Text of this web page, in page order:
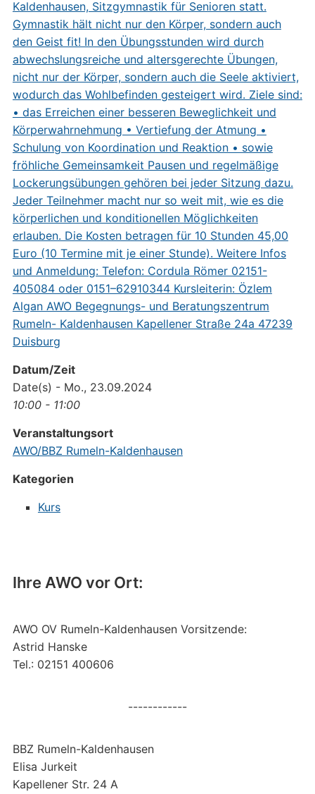
Ihre AWO vor Ort:
AWO OV Rumeln-Kaldenhausen Vorsitzende:
Astrid Hanske
Tel.: 02151 400606
------------
BBZ Rumeln-Kaldenhausen
Elisa Jurkeit
Kapellener Str. 24 A
Datum/Zeit
Date(s) - Mo., 23.09.2024
10:00 - 11:00
Veranstaltungsort
AWO/BBZ Rumeln-Kaldenhausen
Kategorien
Kurs